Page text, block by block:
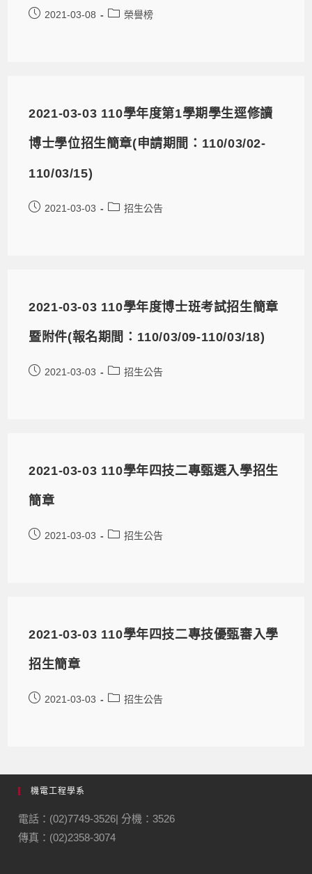
2021-03-08 榮譽榜
2021-03-03 110學年度第1學期學生逕修讀
博士學位招生簡章(申請期間：110/03/02-
110/03/15)
2021-03-03 招生公告
2021-03-03 110學年度博士班考試招生簡章
暨附件(報名期間：110/03/09-110/03/18)
2021-03-03 招生公告
2021-03-03 110學年四技二專甄選入學招生
簡章
2021-03-03 招生公告
2021-03-03 110學年四技二專技優甄審入學
招生簡章
2021-03-03 招生公告
機電工程學系
電話：(02)7749-3526| 分機：3526
傳真：(02)2358-3074